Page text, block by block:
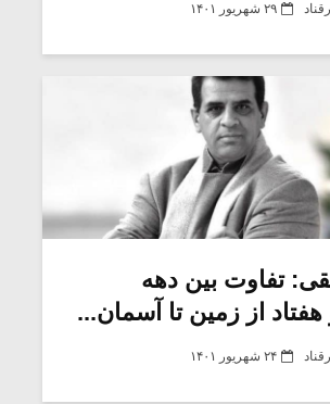
۲۹ شهریور ۱۴۰۱
تفاوت بین دهه
از زمین تا آسمان...
۲۴ شهریور ۱۴۰۱